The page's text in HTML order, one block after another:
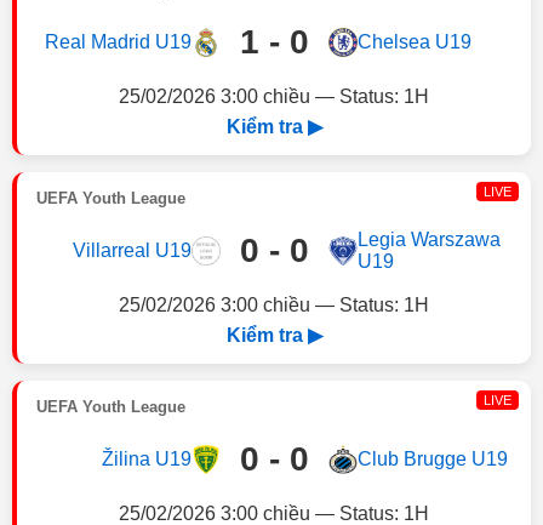
Real Madrid U19 1 - 0 Chelsea U19
25/02/2026 3:00 chiều — Status: 1H
Kiểm tra ▶
UEFA Youth League LIVE
Villarreal U19 0 - 0
Legia Warszawa
U19
25/02/2026 3:00 chiều — Status: 1H
Kiểm tra ▶
UEFA Youth League LIVE
Žilina U19 0 - 0 Club Brugge U19
25/02/2026 3:00 chiều — Status: 1H